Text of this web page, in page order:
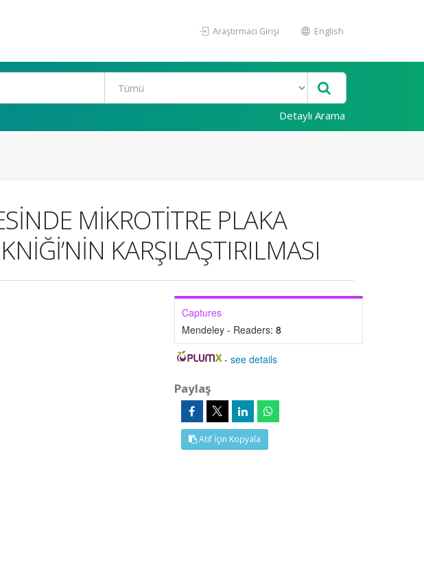
Araştırmacı Girişi English
Detaylı Arama
MİKROTİTRE PLAKA
KARŞILAŞTIRILMASI
Captures
Mendeley - Readers: 8
-see details
Paylaş
Atıf İçin Kopyala